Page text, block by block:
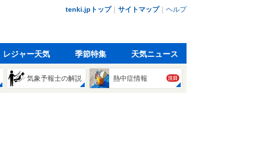
tenki.jpトップ｜ サイトマップ｜ ヘルプ
レジャー天気 季節特集 天気ニュース
気象予報士の解説 熱中症情報 注目